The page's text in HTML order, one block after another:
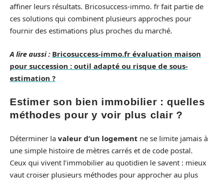
affiner leurs résultats. Bricosuccess-immo. fr fait partie de
ces solutions qui combinent plusieurs approches pour
fournir des estimations plus proches du marché.
A lire aussi : Bricosuccess-immo.fr évaluation maison
pour succession : outil adapté ou risque de sous-
estimation ?
Estimer son bien immobilier : quelles
méthodes pour y voir plus clair ?
Déterminer la valeur d’un logement ne se limite jamais à
une simple histoire de mètres carrés et de code postal.
Ceux qui vivent l’immobilier au quotidien le savent : mieux
vaut croiser plusieurs méthodes pour approcher au plus